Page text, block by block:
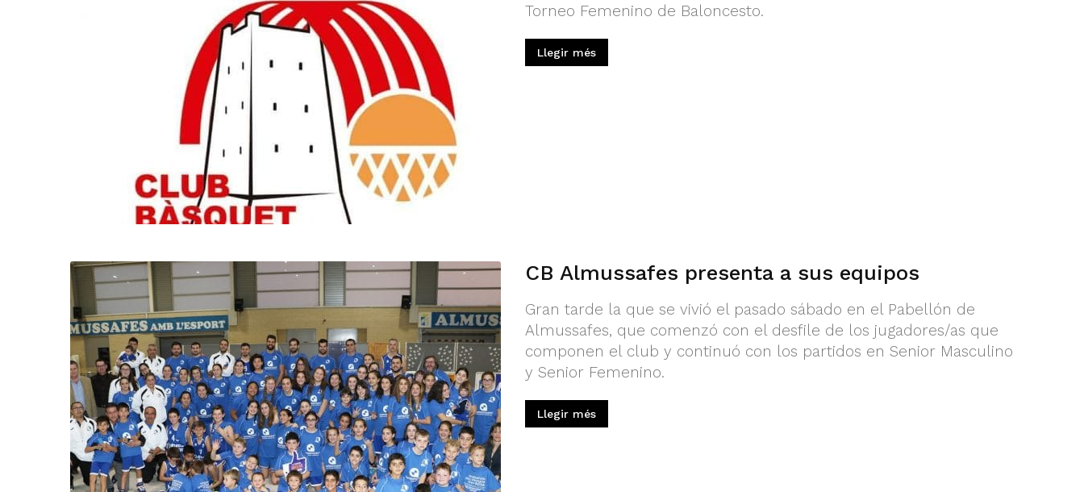
Torneo Femenino de Baloncesto.
Llegir més
CB Almussafes presenta a sus equipos
Gran tarde la que se vivió el pasado sábado en el Pabellón de
Almussafes, que comenzó con el desfile de los jugadores/as que
componen el club y continuó con los partidos en Senior Masculino
y Senior Femenino.
Llegir més